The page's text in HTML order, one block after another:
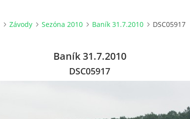
Závody Sezóna 2010 Baník 31.7.2010 DSC05917
Baník 31.7.2010
DSC05917